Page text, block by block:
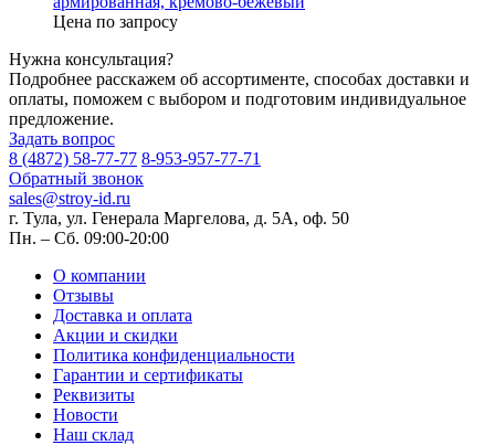
Цена по запросу
Нужна консультация?
Подробнее расскажем об ассортименте, способах доставки и
оплаты, поможем с выбором и подготовим индивидуальное
предложение.
Задать вопрос
8 (4872) 58-77-77 8-953-957-77-71
Обратный звонок
sales@stroy-id.ru
г. Тула, ул. Генерала Маргелова, д. 5А, оф. 50
Пн. – Cб. 09:00-20:00
О компании
Отзывы
Доставка и оплата
Акции и скидки
Политика конфиденциальности
Гарантии и сертификаты
Реквизиты
Новости
Наш склад